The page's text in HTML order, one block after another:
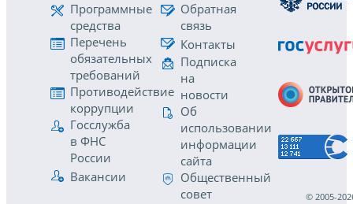
Программные
средства
Перечень
обязательных
требований
Противодействие
коррупции
Госслужба
в ФНС
России
Вакансии
Обратная
связь
Контакты
Подписка
на
новости
Об
использовании
информации
сайта
Общественный
совет
© 2005-